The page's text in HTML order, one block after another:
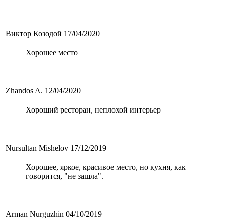
Виктор Козодой 17/04/2020
Хорошее место
Zhandos A. 12/04/2020
Хороший ресторан, неплохой интерьер
Nursultan Mishelov 17/12/2019
Хорошее, яркое, красивое место, но кухня, как
говорится, "не зашла".
Arman Nurguzhin 04/10/2019